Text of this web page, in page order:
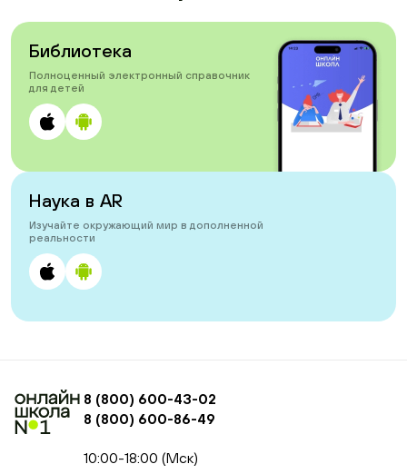
Библиотека
Полноценный электронный справочник
для детей
Наука в AR
Изучайте окружающий мир в дополненной
реальности
8 (800) 600-43-02
8 (800) 600-86-49
10:00-18:00 (Мск)